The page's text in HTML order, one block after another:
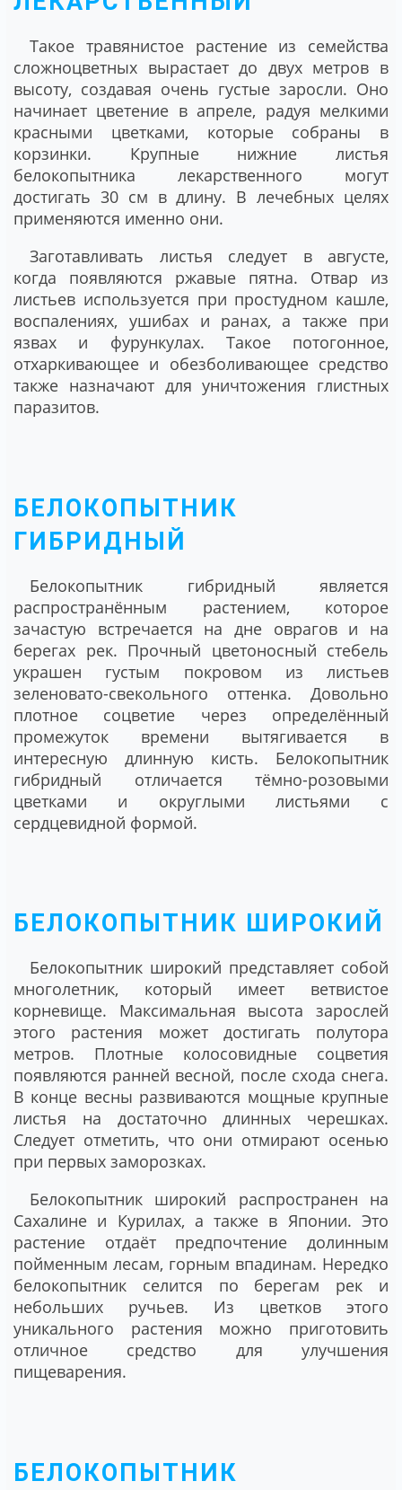
Такое травянистое растение из семейства
сложноцветных вырастает до двух метров в
высоту, создавая очень густые заросли. Оно
начинает цветение в апреле, радуя мелкими
красными цветками, которые собраны в
корзинки. Крупные нижние листья
белокопытника лекарственного могут
достигать 30 см в длину. В лечебных целях
применяются именно они.
Заготавливать листья следует в августе,
когда появляются ржавые пятна. Отвар из
листьев используется при простудном кашле,
воспалениях, ушибах и ранах, а также при
язвах и фурункулах. Такое потогонное,
отхаркивающее и обезболивающее средство
также назначают для уничтожения глистных
паразитов.
БЕЛОКОПЫТНИК
ГИБРИДНЫЙ
Белокопытник гибридный является
распространённым растением, которое
зачастую встречается на дне оврагов и на
берегах рек. Прочный цветоносный стебель
украшен густым покровом из листьев
зеленовато-свекольного оттенка. Довольно
плотное соцветие через определённый
промежуток времени вытягивается в
интересную длинную кисть. Белокопытник
гибридный отличается тёмно-розовыми
цветками и округлыми листьями с
сердцевидной формой.
БЕЛОКОПЫТНИК ШИРОКИЙ
Белокопытник широкий представляет собой
многолетник, который имеет ветвистое
корневище. Максимальная высота зарослей
этого растения может достигать полутора
метров. Плотные колосовидные соцветия
появляются ранней весной, после схода снега.
В конце весны развиваются мощные крупные
листья на достаточно длинных черешках.
Следует отметить, что они отмирают осенью
при первых заморозках.
Белокопытник широкий распространен на
Сахалине и Курилах, а также в Японии. Это
растение отдаёт предпочтение долинным
пойменным лесам, горным впадинам. Нередко
белокопытник селится по берегам рек и
небольших ручьев. Из цветков этого
уникального растения можно приготовить
отличное средство для улучшения
пищеварения.
БЕЛОКОПЫТНИК